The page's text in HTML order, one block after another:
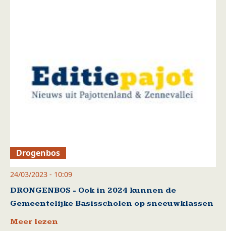
Drogenbos
24/03/2023 - 10:09
DRONGENBOS - Ook in 2024 kunnen de
Gemeentelijke Basisscholen op sneeuwklassen
Meer lezen